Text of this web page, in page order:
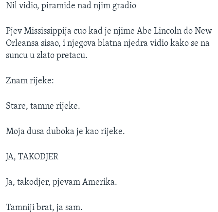
Nil vidio, piramide nad njim gradio
Pjev Mississippija cuo kad je njime Abe Lincoln do New
Orleansa sisao, i njegova blatna njedra vidio kako se na
suncu u zlato pretacu.
Znam rijeke:
Stare, tamne rijeke.
Moja dusa duboka je kao rijeke.
JA, TAKODJER
Ja, takodjer, pjevam Amerika.
Tamniji brat, ja sam.